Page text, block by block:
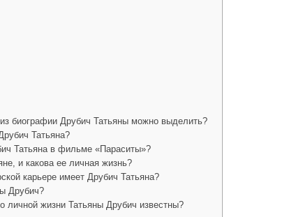
биографии Друбич Татьяны можно выделить?
Татьяна?
Татьяна в фильме «Параситы»?
и какова ее личная жизнь?
карьере имеет Друбич Татьяна?
Друбич?
личной жизни Татьяны Друбич известны?